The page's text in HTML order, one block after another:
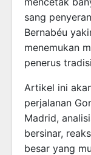
sang
Bernabéu
menemukan
penerus
Artikel ini
perjalanan
Madrid,
bersinar,
besar yang